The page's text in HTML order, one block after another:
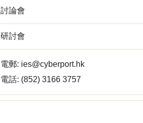
討論會
研討會
電郵: ies@cyberport.hk
電話: (852) 3166 3757